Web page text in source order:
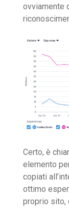
ovviamente
Certo, è
elemento
copiati
ottimo
proprio sito,